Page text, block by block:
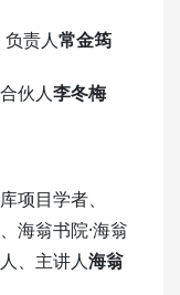
责人常金筠
伙人李冬梅
项目学者、
海翁书院·海翁
、主讲人海翁